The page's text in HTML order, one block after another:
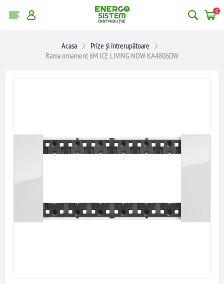
0
Acasa
Prize și întrerupătoare
Rama ornament 6M ICE LIVING NOW KA4806DW